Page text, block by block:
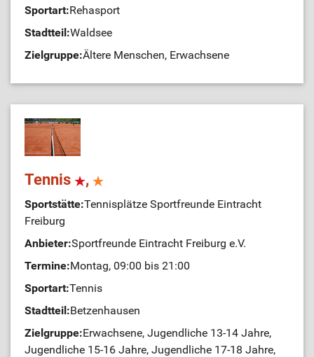
Sportart:Rehasport
Stadtteil:Waldsee
Zielgruppe:Ältere Menschen, Erwachsene
Tennis ,
Sportstätte:Tennisplätze Sportfreunde Eintracht
Freiburg
Anbieter:Sportfreunde Eintracht Freiburg e.V.
Termine:Montag, 09:00 bis 21:00
Sportart:Tennis
Stadtteil:Betzenhausen
Zielgruppe:Erwachsene, Jugendliche 13-14 Jahre,
Jugendliche 15-16 Jahre, Jugendliche 17-18 Jahre,